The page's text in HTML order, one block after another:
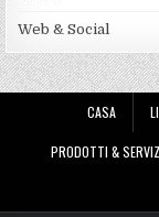
Web & Social
CASA
PRODOTTI &